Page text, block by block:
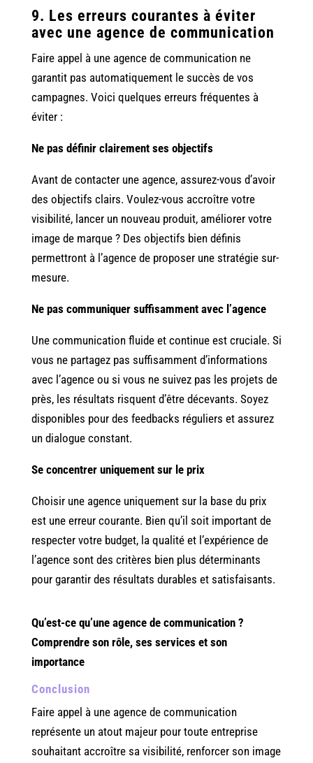
9. Les erreurs courantes à éviter
avec une agence de communication
Faire appel à une agence de communication ne
garantit pas automatiquement le succès de vos
campagnes. Voici quelques erreurs fréquentes à
éviter :
Ne pas définir clairement ses objectifs
Avant de contacter une agence, assurez-vous d’avoir
des objectifs clairs. Voulez-vous accroître votre
visibilité, lancer un nouveau produit, améliorer votre
image de marque ? Des objectifs bien définis
permettront à l’agence de proposer une stratégie sur-
mesure.
Ne pas communiquer suffisamment avec l’agence
Une communication fluide et continue est cruciale. Si
vous ne partagez pas suffisamment d’informations
avec l’agence ou si vous ne suivez pas les projets de
près, les résultats risquent d’être décevants. Soyez
disponibles pour des feedbacks réguliers et assurez
un dialogue constant.
Se concentrer uniquement sur le prix
Choisir une agence uniquement sur la base du prix
est une erreur courante. Bien qu’il soit important de
respecter votre budget, la qualité et l’expérience de
l’agence sont des critères bien plus déterminants
pour garantir des résultats durables et satisfaisants.
Qu’est-ce qu’une agence de communication ?
Comprendre son rôle, ses services et son
importance
Conclusion
Faire appel à une agence de communication
représente un atout majeur pour toute entreprise
souhaitant accroître sa visibilité, renforcer son image